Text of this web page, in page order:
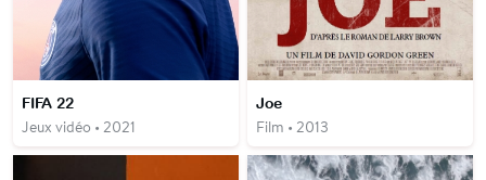
FIFA 22
Jeux vidéo • 2021
Joe
Film • 2013